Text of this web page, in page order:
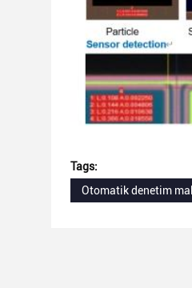
Tags:
Otomatik denetim